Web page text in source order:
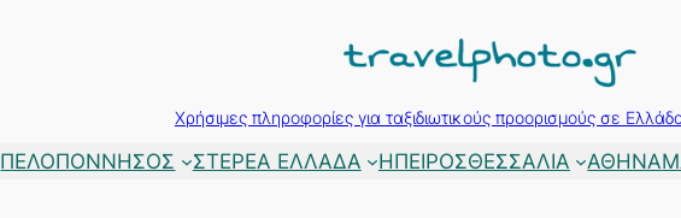
Χρήσιμες πληροφορίες για ταξιδιωτικούς προορισμούς σε
ΠΕΛΟΠΟΝΝΗΣΟΣ ΣΤΕΡΕΑ ΕΛΛΑΔΑ ΗΠΕΙΡΟΣΘΕΣΣΑΛΙΑ ΑΘΗΝΑ